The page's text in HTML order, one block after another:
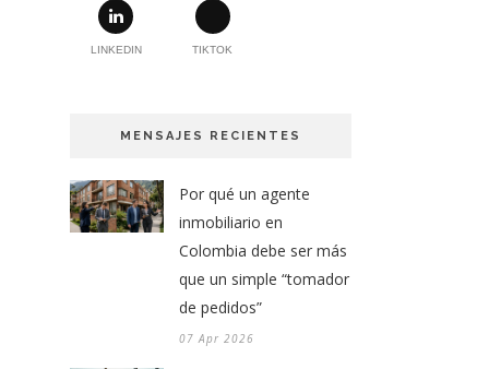
LINKEDIN TIKTOK
MENSAJES RECIENTES
Por qué un agente
inmobiliario en
Colombia debe ser más
que un simple “tomador
de pedidos”
07 Apr 2026